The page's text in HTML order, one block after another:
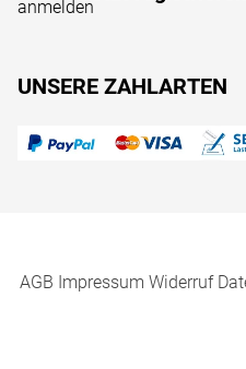
UNSERE ZAHLARTEN
AGB Impressum Widerruf